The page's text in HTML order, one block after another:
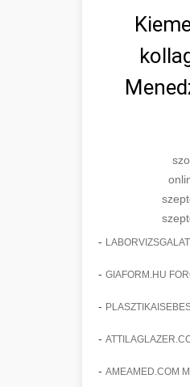
-
- GIAFORM.HU
-
-
- AMEAMED.COM